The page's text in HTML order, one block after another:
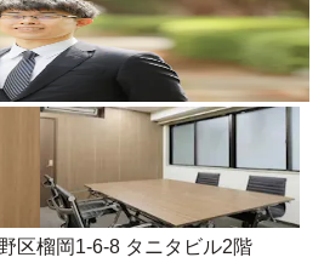
区榴岡1-6-8 タニタビル2階